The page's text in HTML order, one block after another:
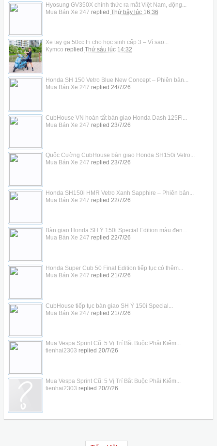
Hyosung GV350X chính thức ra mắt Việt Nam, động...
Mua Bán Xe 247 replied Thứ bảy lúc 16:36
Xe tay ga 50cc Fi cho học sinh cấp 3 – Vì sao...
Kymco replied Thứ sáu lúc 14:32
Honda SH 150 Vetro Blue New Concept – Phiên bản...
Mua Bán Xe 247 replied 24/7/26
CubHouse VN hoàn tất bàn giao Honda Dash 125Fi...
Mua Bán Xe 247 replied 23/7/26
Quốc Cường CubHouse bàn giao Honda SH150i Vetro...
Mua Bán Xe 247 replied 23/7/26
Honda SH150i HMR Vetro Xanh Sapphire – Phiên bản...
Mua Bán Xe 247 replied 22/7/26
Bàn giao Honda SH Ý 150i Special Edition màu đen...
Mua Bán Xe 247 replied 22/7/26
Honda Super Cub 50 Final Edition tiếp tục có thêm...
Mua Bán Xe 247 replied 21/7/26
CubHouse tiếp tục bàn giao SH Ý 150i Special...
Mua Bán Xe 247 replied 21/7/26
Mua Vespa Sprint Cũ: 5 Vị Trí Bắt Buộc Phải Kiểm...
tienhai2303 replied 20/7/26
Mua Vespa Sprint Cũ: 5 Vị Trí Bắt Buộc Phải Kiểm...
tienhai2303 replied 20/7/26